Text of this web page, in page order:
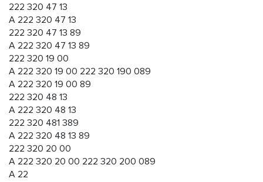
222 320 47 13
A 222 320 47 13
222 320 47 13 89
A 222 320 47 13 89
222 320 19 00
A 222 320 19 00 222 320 190 089
A 222 320 19 00 89
222 320 48 13
A 222 320 48 13
222 320 481 389
A 222 320 48 13 89
222 320 20 00
A 222 320 20 00 222 320 200 089
A 22